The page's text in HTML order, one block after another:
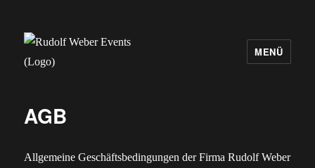
MENÜ
AGB
Allgemeine Geschäftsbedingungen der Firma Rudolf Weber